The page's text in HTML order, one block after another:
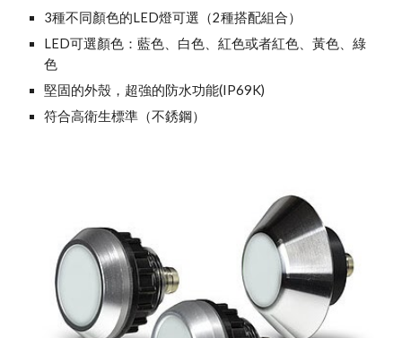
3種不同顏色的LED燈可選（2種搭配組合）
LED可選顏色：藍色、白色、紅色或者紅色、黃色、綠
色
堅固的外殼，超強的防水功能(IP69K)
符合高衛生標準（不銹鋼）